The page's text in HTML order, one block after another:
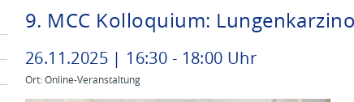
9. MCC Kolloquium:
26.11.2025 | 16:30 - 18:00 Uhr
Ort: Online-Veranstaltung